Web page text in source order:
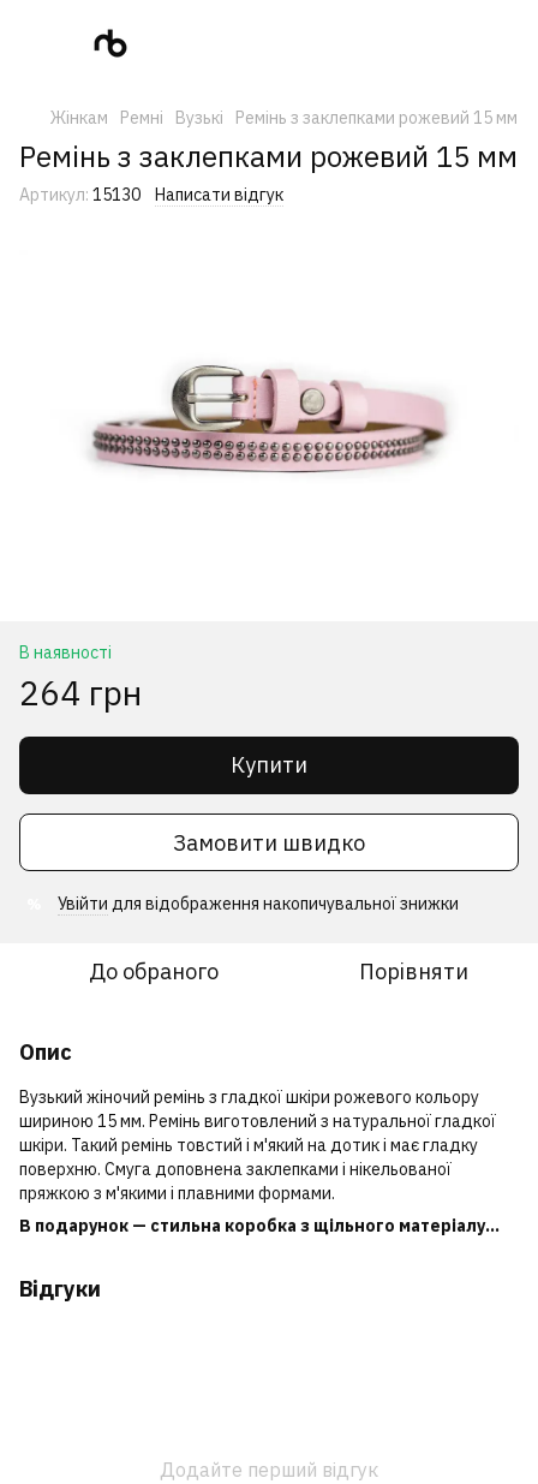
Жінкам Ремні Вузькі Ремінь з заклепками рожевий 15 мм
Ремінь з заклепками рожевий 15 мм
Артикул: 15130 Написати відгук
В наявності
264 грн
Купити
Замовити швидко
Увійти для відображення накопичувальної знижки
До обраного Порівняти
Опис
Вузький жіночий ремінь з гладкої шкіри рожевого кольору
шириною 15 мм. Ремінь виготовлений з натуральної гладкої
шкіри. Такий ремінь товстий і м'який на дотик і має гладку
поверхню. Смуга доповнена заклепками і нікельованої
пряжкою з м'якими і плавними формами.
В подарунок — стильна коробка з щільного матеріалу...
Відгуки
Додайте перший відгук